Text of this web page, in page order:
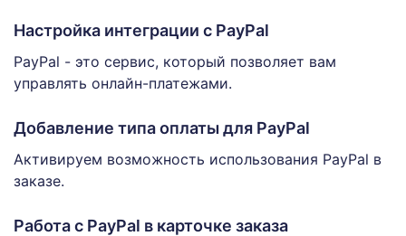
Настройка интеграции с PayPal
PayPal - это сервис, который позволяет вам
управлять онлайн-платежами.
Добавление типа оплаты для PayPal
Активируем возможность использования PayPal в
заказе.
Работа с PayPal в карточке заказа